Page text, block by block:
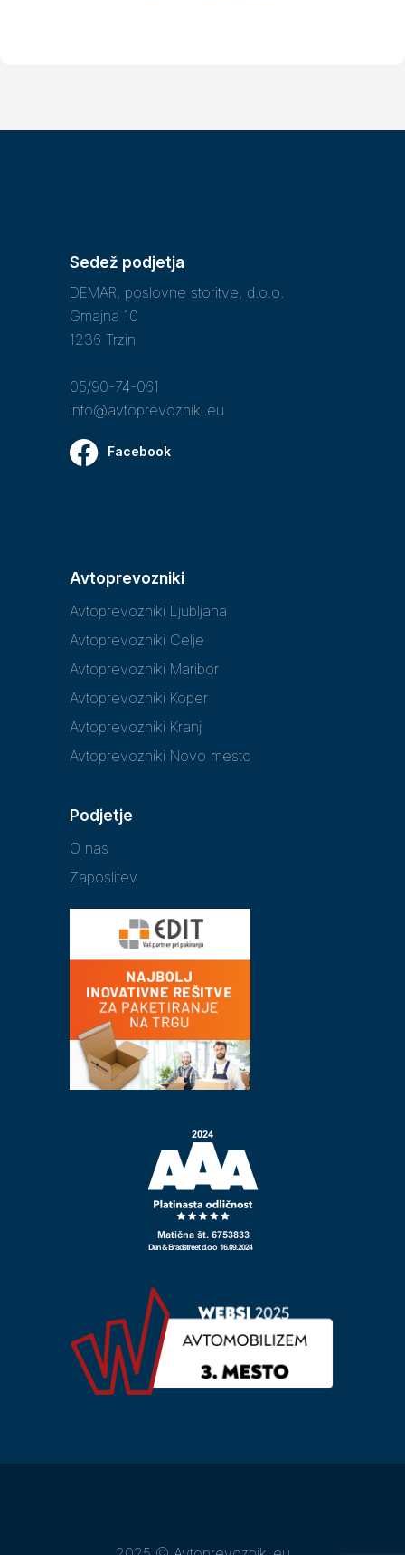
Sedež podjetja
DEMAR, poslovne storitve, d.o.o.
Gmajna 10
1236 Trzin
05/90-74-061
info@avtoprevozniki.eu
Facebook
Avtoprevozniki
Avtoprevozniki Ljubljana
Avtoprevozniki Celje
Avtoprevozniki Maribor
Avtoprevozniki Koper
Avtoprevozniki Kranj
Avtoprevozniki Novo mesto
Podjetje
O nas
Zaposlitev